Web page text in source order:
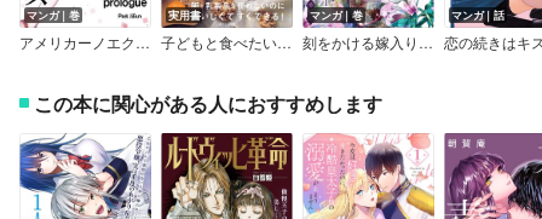
マンガ｜巻
アメリカーノエクソダス
実用書
子どもと食べたい 時短おやつ
マンガ｜巻
刻をかける嫁入り～大奥から華と恋～
マンガ｜話
この本に関心がある人におすすめします